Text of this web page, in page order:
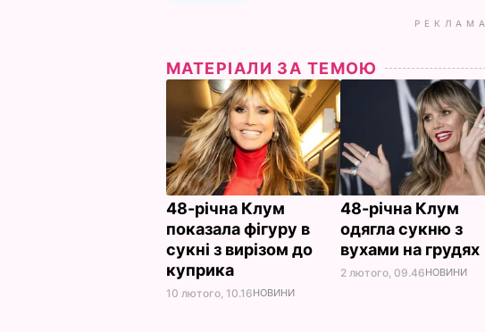
РЕКЛАМА
МАТЕРІАЛИ ЗА ТЕМОЮ
48-річна Клум
показала фігуру в
сукні з вирізом до
куприка
10 лютого, 10.16НОВИНИ
48-річна Клум
одягла сукню з
вухами на грудях
2 лютого, 09.46НОВИНИ